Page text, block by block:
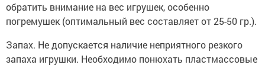
обратить внимание на вес игрушек, особенно
погремушек (оптимальный вес составляет от 25-50 гр.).
Запах. Не допускается наличие неприятного резкого
запаха игрушки. Необходимо понюхать пластмассовые